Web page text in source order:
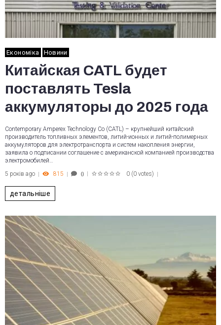
Економіка Новини
Китайская CATL будет
поставлять Tesla
аккумуляторы до 2025 года
Contemporary Amperex Technology Co (CATL) – крупнейший китайский
производитель топливных элементов, литий-ионных и литий-полимерных
аккумуляторов для электротранспорта и систем накопления энергии,
заявила о подписании соглашение с американской компанией производства
электромобилей…
5 років ago
815 0 0 (0 votes)
детальніше